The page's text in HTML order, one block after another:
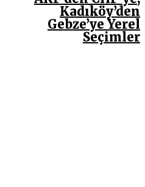
Kadıköy’den
Gebze’ye Yerel
Seçimler